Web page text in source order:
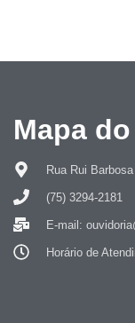
Mapa
Rua Rui
(75) 3294-2181
E-mail:
Horário de